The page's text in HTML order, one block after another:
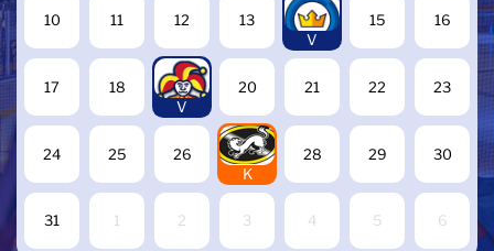
10 11 12 13
14
V
15 16
17 18
19
V
20 21 22 23
24 25 26
27
K
28 29 30
31 1 2 3 4 5 6